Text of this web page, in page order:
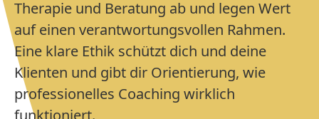
Therapie und Beratung ab und legen Wert
auf einen verantwortungsvollen Rahmen.
Eine klare Ethik schützt dich und deine
Klienten und gibt dir Orientierung, wie
professionelles Coaching wirklich
funktioniert.